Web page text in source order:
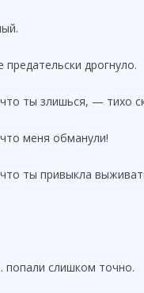
дрогнуло.
ты злишься, — тихо
меня обманули!
ты привыкла
попали слишком точно.